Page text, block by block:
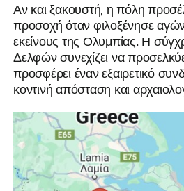
Αν και ξακουστή, η πόλη
προσοχή όταν φιλοξένησε
εκείνους της Ολυμπίας. Η
Δελφών συνεχίζει να
προσφέρει έναν εξαιρετικό
κοντινή απόσταση και